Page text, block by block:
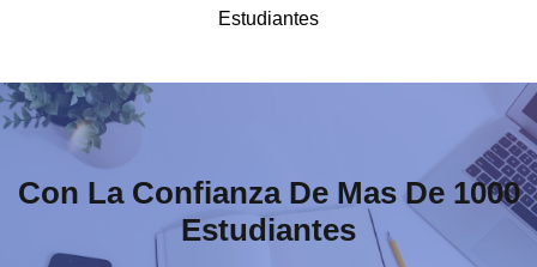
Estudiantes
Con La Confianza De Mas De 1000
Estudiantes